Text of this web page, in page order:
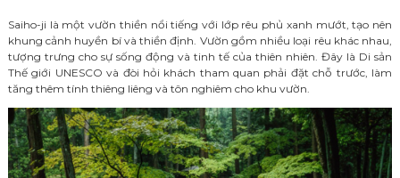
Saiho-ji là một vườn thiền nổi tiếng với lớp rêu phủ xanh mướt, tạo nên
khung cảnh huyền bí và thiền định. Vườn gồm nhiều loại rêu khác nhau,
tượng trưng cho sự sống động và tinh tế của thiên nhiên. Đây là Di sản
Thế giới UNESCO và đòi hỏi khách tham quan phải đặt chỗ trước, làm
tăng thêm tính thiêng liêng và tôn nghiêm cho khu vườn.